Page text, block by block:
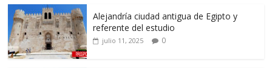
Alejandría ciudad antigua de Egipto y
referente del estudio
julio 11, 2025 0